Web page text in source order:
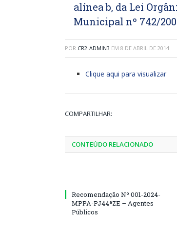
alínea b, da Lei
Municipal nº 742/
POR CR2-ADMIN3 EM 8 DE ABRIL DE 2014
Clique aqui para visualizar
COMPARTILHAR:
CONTEÚDO RELACIONADO
Recomendação Nº 001-2024-
MPPA-PJ44ªZE – Agentes
Públicos